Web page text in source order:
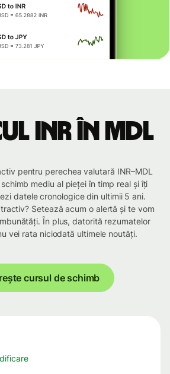
INR în MDL
pentru perechea valutară INR–MDL
mediu al pieței în timp real și îți
datele cronologice din ultimii 5 ani.
Setează acum o alertă și te vom
În plus, datorită rezumatelor
vei rata niciodată ultimele noutăți.
cursul de schimb